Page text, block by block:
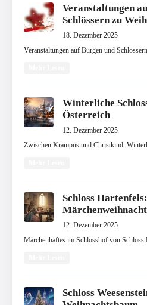
Veranstaltungen
Schlössern zu
18. Dezember 2025
Veranstaltungen auf Burgen und
Winterliche
Österreich
12. Dezember 2025
Zwischen Krampus und Christkind:
Schloss
Märchenweihnacht
12. Dezember 2025
Märchenhaftes im Schlosshof von Schloss
Schloss